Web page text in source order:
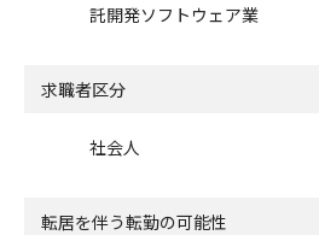
託開発ソフトウェア業
求職者区分
社会人
転居を伴う転勤の可能性